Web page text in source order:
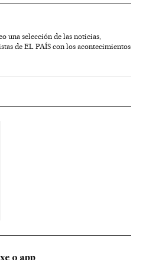
una selección de las noticias,
de EL PAÍS con los acontecimientos
o app